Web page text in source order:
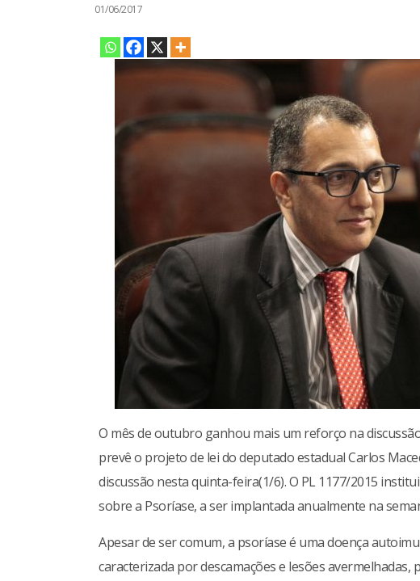
01/06/2017
O mês de outubro ganhou mais um reforço na
prevê o projeto de lei do deputado estadual Carlos
discussão nesta quinta-feira(1/6). O PL 1177/2015
sobre a Psoríase, a ser implantada anualmente na
Apesar de ser comum, a psoríase é uma doença
caracterizada por descamações e lesões